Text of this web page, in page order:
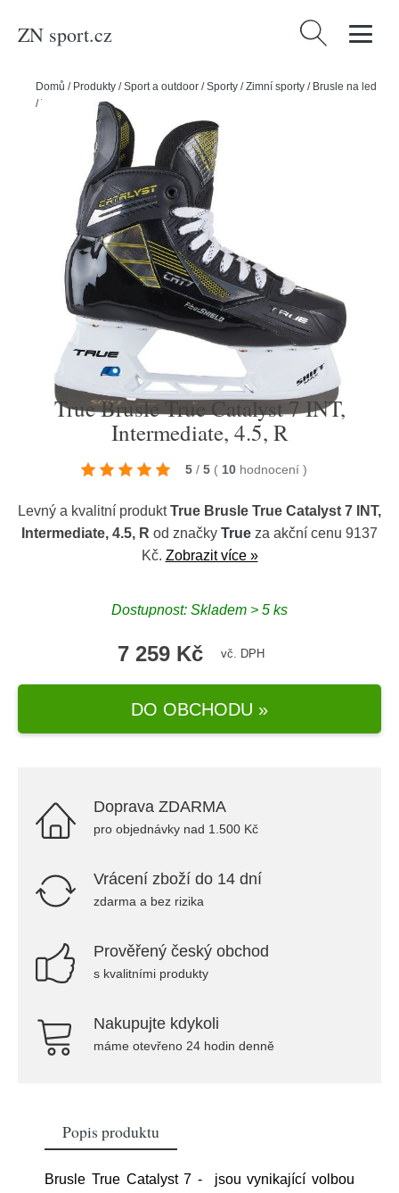
ZN sport.cz Vyhledávání
Domů / Produkty /Sport a outdoor /Sporty /Zimní sporty / Brusle na led
/True Brusle True Catalyst 7 INT, Intermediate, 4.5, R
True Brusle True Catalyst 7 INT,
Intermediate, 4.5, R
5 / 5 ( 10 hodnocení )
Levný a kvalitní produktTrue Brusle True Catalyst 7 INT,
Intermediate, 4.5, R od značky True za akční cenu 9137
Kč. Zobrazit více »
Dostupnost: Skladem > 5 ks
7 259 Kč vč. DPH
DO OBCHODU »
Doprava ZDARMA
pro objednávky nad 1.500 Kč
Vrácení zboží do 14 dní
zdarma a bez rizika
Prověřený český obchod
s kvalitními produkty
Nakupujte kdykoli
máme otevřeno 24 hodin denně
Popis produktu
Brusle True Catalyst 7 - jsou vynikající volbou